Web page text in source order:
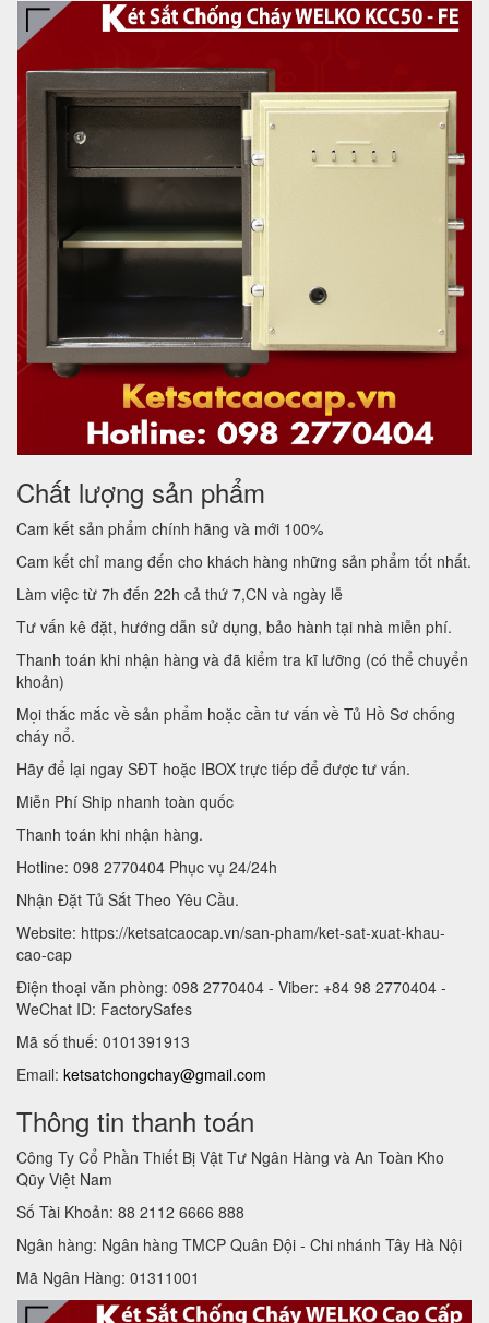
Chất lượng sản phẩm
Cam kết sản phẩm chính hãng và mới 100%
Cam kết chỉ mang đến cho khách hàng những sản phẩm tốt nhất.
Làm việc từ 7h đến 22h cả thứ 7,CN và ngày lễ
Tư vấn kê đặt, hướng dẫn sử dụng, bảo hành tại nhà miễn phí.
Thanh toán khi nhận hàng và đã kiểm tra kĩ lưỡng (có thể chuyển
khoản)
Mọi thắc mắc về sản phẩm hoặc cần tư vấn về Tủ Hồ Sơ chống
cháy nổ.
Hãy để lại ngay SĐT hoặc IBOX trực tiếp để được tư vấn.
Miễn Phí Ship nhanh toàn quốc
Thanh toán khi nhận hàng.
Hotline: 098 2770404 Phục vụ 24/24h
Nhận Đặt Tủ Sắt Theo Yêu Cầu.
Website: https://ketsatcaocap.vn/san-pham/ket-sat-xuat-khau-
cao-cap
Điện thoại văn phòng: 098 2770404 - Viber: +84 98 2770404 -
WeChat ID: FactorySafes
Mã số thuế: 0101391913
Email: ketsatchongchay@gmail.com
Thông tin thanh toán
Công Ty Cổ Phần Thiết Bị Vật Tư Ngân Hàng và An Toàn Kho
Qũy Việt Nam
Số Tài Khoản: 88 2112 6666 888
Ngân hàng: Ngân hàng TMCP Quân Đội - Chi nhánh Tây Hà Nội
Mã Ngân Hàng: 01311001